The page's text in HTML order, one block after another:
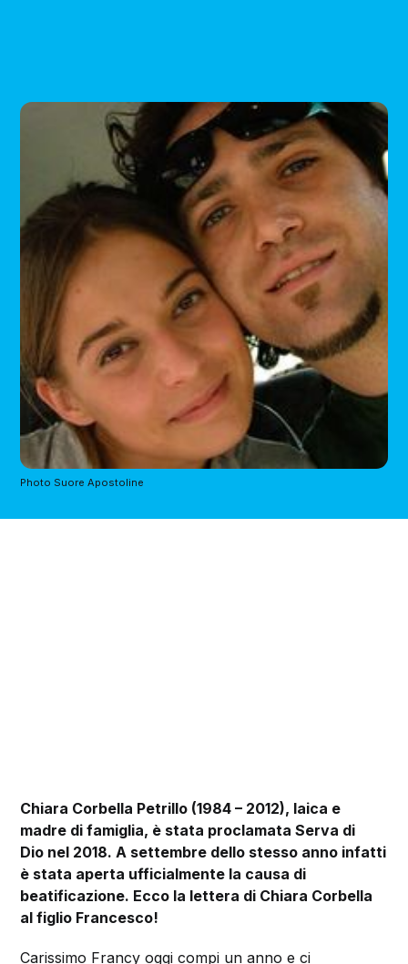
Photo Suore Apostoline
Chiara Corbella Petrillo (1984 – 2012), laica e
madre di famiglia, è stata proclamata Serva di
Dio nel 2018. A settembre dello stesso anno infatti
è stata aperta ufficialmente la causa di
beatificazione. Ecco la lettera di Chiara Corbella
al figlio Francesco!
Carissimo Francy oggi compi un anno e ci